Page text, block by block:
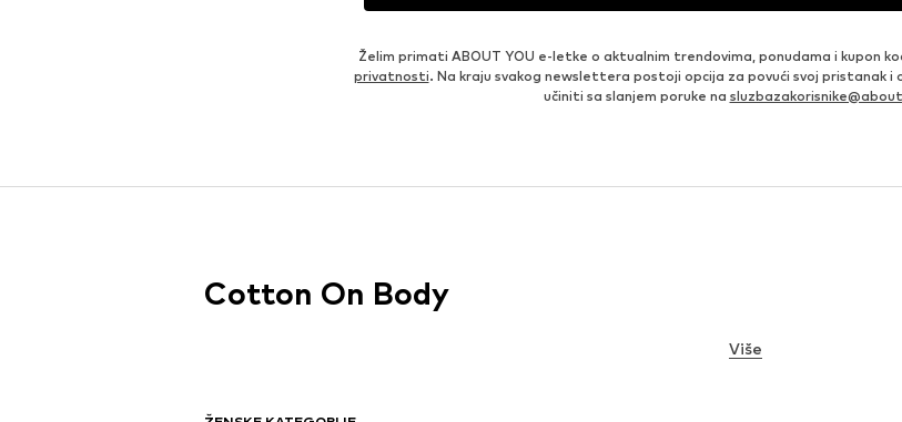
Želim primati ABOUT YOU e-letke o aktualnim trendovima, ponudama i kupon
privatnosti. Na kraju svakog newslettera postoji opcija za povući svoj pristanak
učiniti sa slanjem poruke na
Cotton On Body
Više